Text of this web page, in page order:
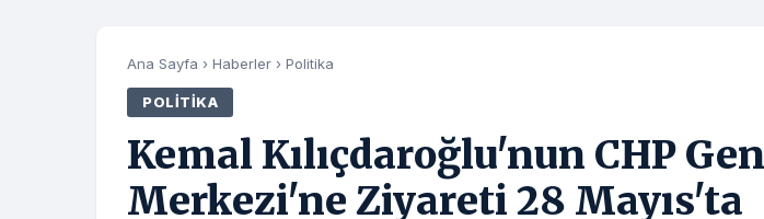
Ana Sayfa › Haberler › Politika
POLITIKA
Kemal Kılıçdaroğlu'nun CHP
Merkezi'ne Ziyareti 28 Mayıs'ta